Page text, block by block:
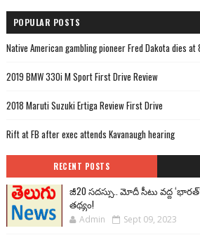
POPULAR POSTS
Native American gambling pioneer Fred Dakota dies at
2019 BMW 330i M Sport First Drive Review
2018 Maruti Suzuki Ertiga Review First Drive
Rift at FB after exec attends Kavanaugh hearing
RECENT POSTS
జీ20 సదస్సు.. మోదీ సీటు వద్ద
తథ్యం!
Admin Sept 09, 2023